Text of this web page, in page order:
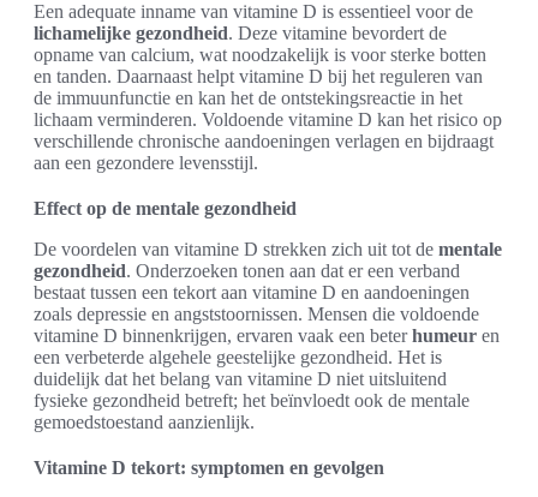
Een adequate inname van vitamine D is essentieel voor de
lichamelijke gezondheid. Deze vitamine bevordert de
opname van calcium, wat noodzakelijk is voor sterke botten
en tanden. Daarnaast helpt vitamine D bij het reguleren van
de immuunfunctie en kan het de ontstekingsreactie in het
lichaam verminderen. Voldoende vitamine D kan het risico op
verschillende chronische aandoeningen verlagen en bijdraagt
aan een gezondere levensstijl.
Effect op de mentale gezondheid
De voordelen van vitamine D strekken zich uit tot de mentale
gezondheid. Onderzoeken tonen aan dat er een verband
bestaat tussen een tekort aan vitamine D en aandoeningen
zoals depressie en angststoornissen. Mensen die voldoende
vitamine D binnenkrijgen, ervaren vaak een beterhumeur en
een verbeterde algehele geestelijke gezondheid. Het is
duidelijk dat het belang van vitamine D niet uitsluitend
fysieke gezondheid betreft; het beïnvloedt ook de mentale
gemoedstoestand aanzienlijk.
Vitamine D tekort: symptomen en gevolgen